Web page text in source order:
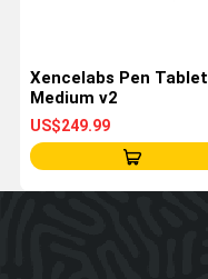
Xencelabs Pen Tablet
Medium v2
US$249.99